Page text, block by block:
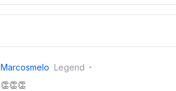
Marcosmelo Legend
👏👏👏